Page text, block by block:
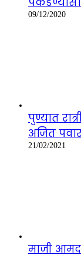
09/12/2020
पुण्यात
अजित
21/02/2021
माजी